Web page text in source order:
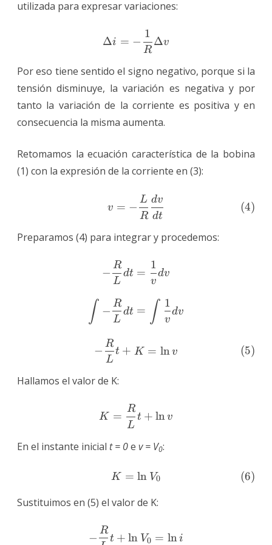
utilizada para expresar variaciones:
\Delta{i} = -
Δi = −
R
1
Δv
Por eso tiene sentido el signo negativo, porque si la
tensión disminuye, la variación es negativa y por
tanto la variación de la corriente es positiva y en
consecuencia la misma aumenta.
Retomamos la ecuación característica de la bobina
(1) con la expresión de la corriente en (3):
\tag{4} v=-
v = −
R
L
dt
dv
(4)
Preparamos (4) para integrar y procedemos:
-\frac{R}{L}dt =
−
L
R
dt =
v
1
dv
∫ −
L
R
dt = ∫ v
1
dv
−
L
R
t + K = lnv (5)
Hallamos el valor de K:
K=\frac{R}{L}t+\ln{v}
K =
L
R
t + lnv
En el instante inicial t = 0e v = V0:
\tag{6} K=\ln{V_0}
K = ln V0 (6)
Sustituimos en (5) el valor de K:
-
−
R
t + ln V0 = lni